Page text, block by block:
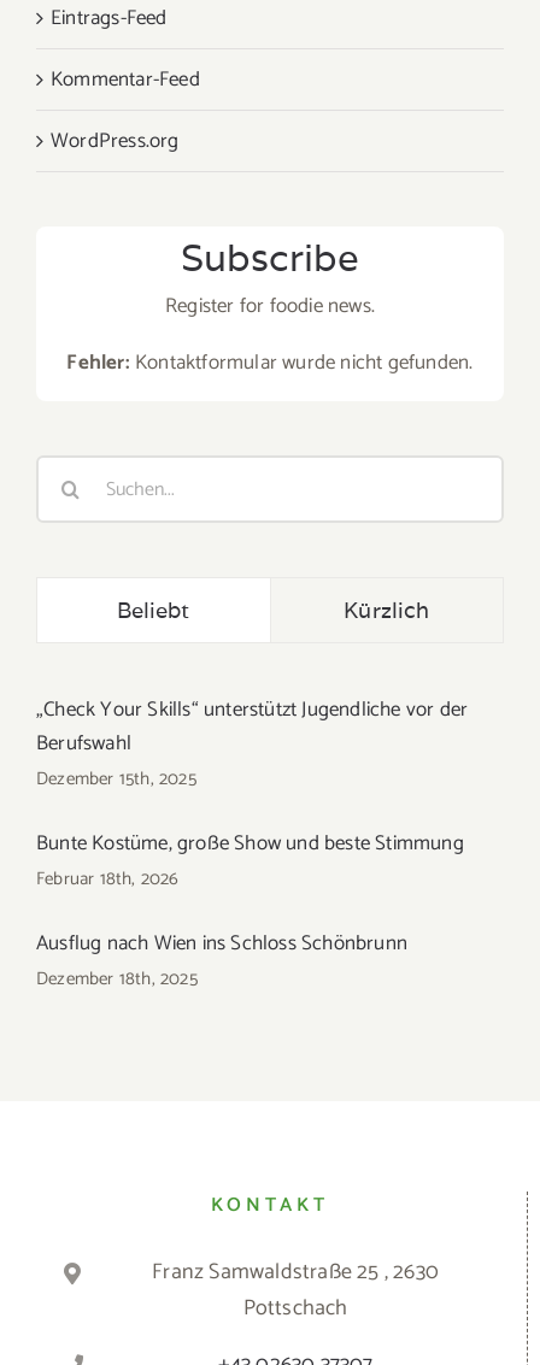
Eintrags-Feed
Kommentar-Feed
WordPress.org
Subscribe
Register for foodie news.
Fehler: Kontaktformular wurde nicht gefunden.
Suche
nach:
Beliebt Kürzlich
„Check Your Skills“ unterstützt Jugendliche vor der
Berufswahl
Dezember 15th, 2025
Bunte Kostüme, große Show und beste Stimmung
Februar 18th, 2026
Ausflug nach Wien ins Schloss Schönbrunn
Dezember 18th, 2025
KONTAKT
Franz Samwaldstraße 25 , 2630
Pottschach